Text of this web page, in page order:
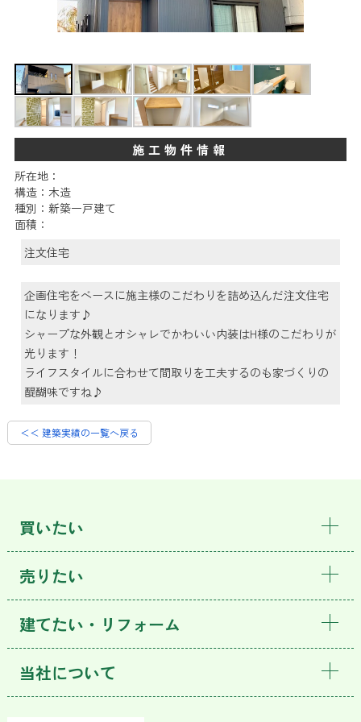
施工物件情報
所在地：
構造：木造
種別：新築一戸建て
面積：
注文住宅
企画住宅をベースに施主様のこだわりを詰め込んだ注文住宅
になります♪
シャープな外観とオシャレでかわいい内装はH様のこだわりが
光ります！
ライフスタイルに合わせて間取りを工夫するのも家づくりの
醍醐味ですね♪
＜＜ 建築実績の一覧へ戻る
買いたい
売りたい
建てたい・リフォーム
当社について